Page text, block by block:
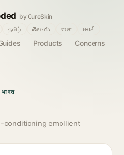
by CureSkin
Products
Concerns
தமிழ் తెలుగు বাংলা मराठी
conditioning emollient